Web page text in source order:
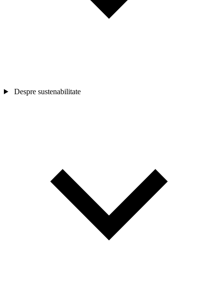
Despre sustenabilitate